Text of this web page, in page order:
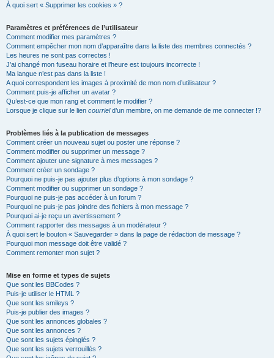
À quoi sert « Supprimer les cookies » ?
Paramètres et préférences de l’utilisateur
Comment modifier mes paramètres ?
Comment empêcher mon nom d’apparaître dans la liste des membres connectés ?
Les heures ne sont pas correctes !
J’ai changé mon fuseau horaire et l’heure est toujours incorrecte !
Ma langue n’est pas dans la liste !
A quoi correspondent les images à proximité de mon nom d’utilisateur ?
Comment puis-je afficher un avatar ?
Qu’est-ce que mon rang et comment le modifier ?
Lorsque je clique sur le lien courrield’un membre, on me demande de me connecter !?
Problèmes liés à la publication de messages
Comment créer un nouveau sujet ou poster une réponse ?
Comment modifier ou supprimer un message ?
Comment ajouter une signature à mes messages ?
Comment créer un sondage ?
Pourquoi ne puis-je pas ajouter plus d’options à mon sondage ?
Comment modifier ou supprimer un sondage ?
Pourquoi ne puis-je pas accéder à un forum ?
Pourquoi ne puis-je pas joindre des fichiers à mon message ?
Pourquoi ai-je reçu un avertissement ?
Comment rapporter des messages à un modérateur ?
À quoi sert le bouton « Sauvegarder » dans la page de rédaction de message ?
Pourquoi mon message doit être validé ?
Comment remonter mon sujet ?
Mise en forme et types de sujets
Que sont les BBCodes ?
Puis-je utiliser le HTML ?
Que sont les smileys ?
Puis-je publier des images ?
Que sont les annonces globales ?
Que sont les annonces ?
Que sont les sujets épinglés ?
Que sont les sujets verrouillés ?